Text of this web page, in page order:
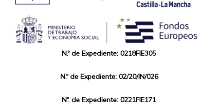
N.º de Expediente: 0218FIE305
N.º de Expediente: 02/20/IN/026
Nº. de Expediente: 0221FIE171